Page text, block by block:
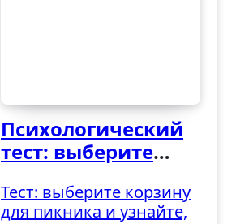
Психологический
тест: выберите
как вы
Тест: выберите корзину
для пикника и узнайте,